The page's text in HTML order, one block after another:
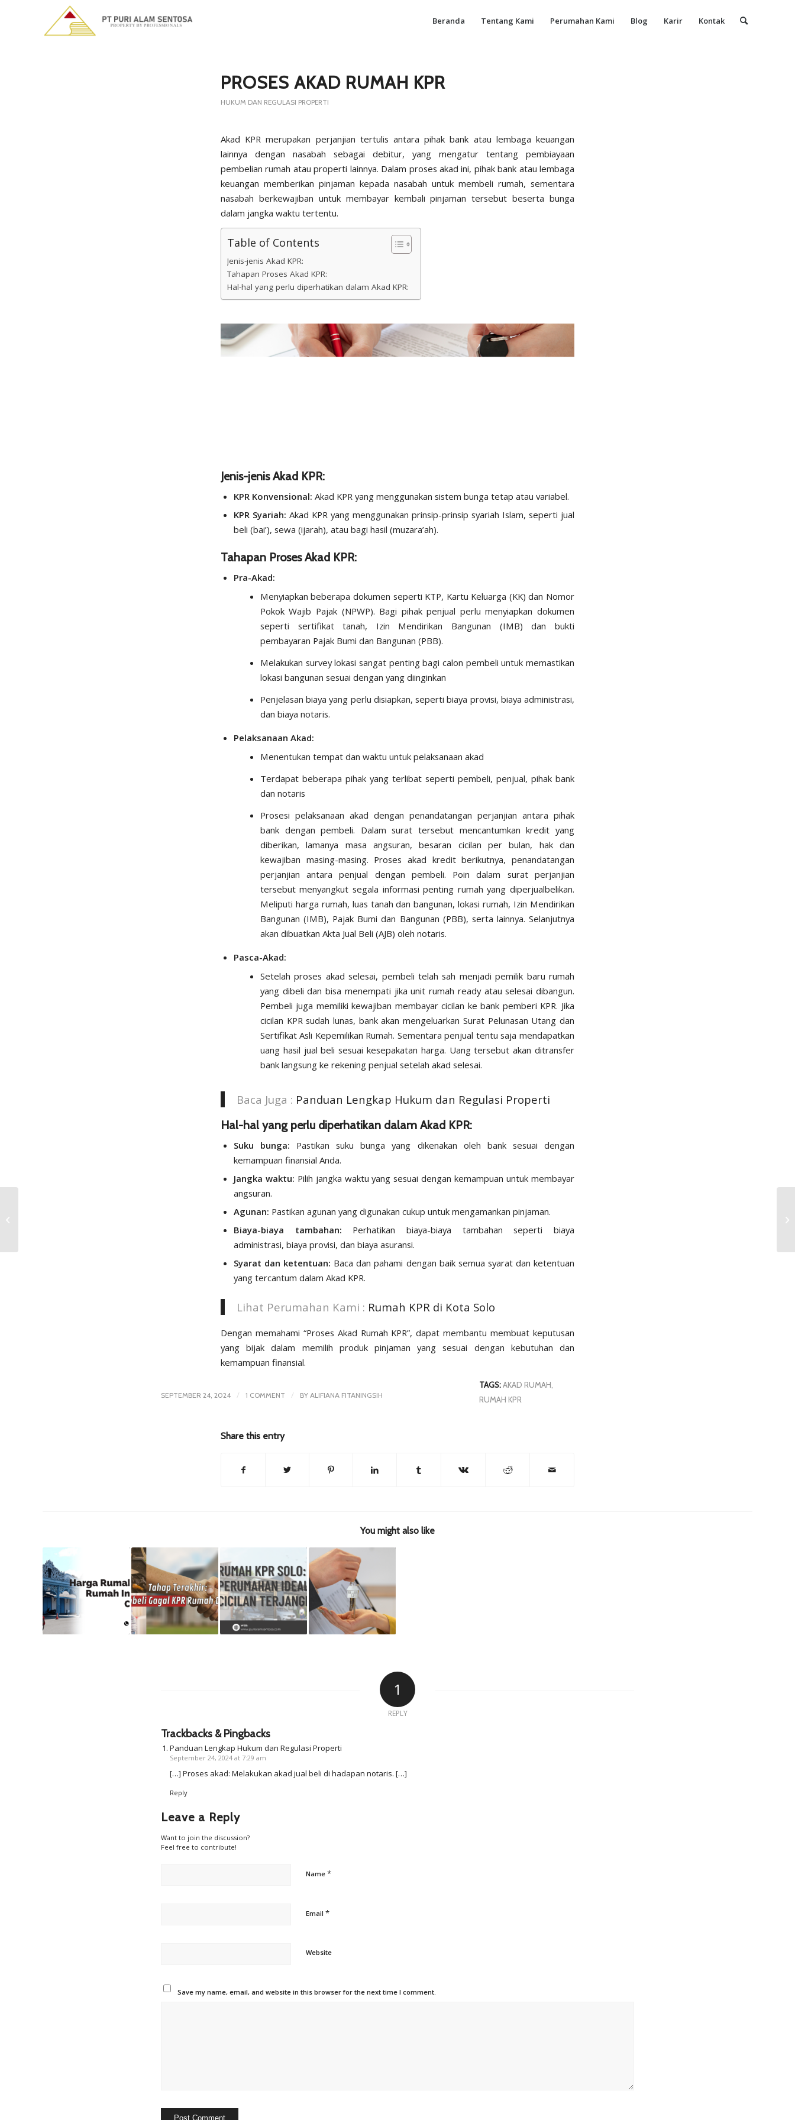
Beranda Tentang Kami Perumahan Kami Blog Karir Kontak
PROSES AKAD RUMAH KPR
HUKUM DAN REGULASI PROPERTI
Akad KPR merupakan perjanjian tertulis antara pihak bank atau lembaga keuangan
lainnya dengan nasabah sebagai debitur, yang mengatur tentang pembiayaan
pembelian rumah atau properti lainnya. Dalam proses akad ini, pihak bank atau lembaga
keuangan memberikan pinjaman kepada nasabah untuk membeli rumah, sementara
nasabah berkewajiban untuk membayar kembali pinjaman tersebut beserta bunga
dalam jangka waktu tertentu.
Table of Contents
Jenis-jenis Akad KPR:
Tahapan Proses Akad KPR:
Hal-hal yang perlu diperhatikan dalam Akad KPR:
Jenis-jenis Akad KPR:
KPR Konvensional: Akad KPR yang menggunakan sistem bunga tetap atau variabel.
KPR Syariah: Akad KPR yang menggunakan prinsip-prinsip syariah Islam, seperti jual
beli (bai’), sewa (ijarah), atau bagi hasil (muzara’ah).
Tahapan Proses Akad KPR:
Pra-Akad:
Menyiapkan beberapa dokumen seperti KTP, Kartu Keluarga (KK) dan Nomor
Pokok Wajib Pajak (NPWP). Bagi pihak penjual perlu menyiapkan dokumen
seperti sertifikat tanah, Izin Mendirikan Bangunan (IMB) dan bukti
pembayaran Pajak Bumi dan Bangunan (PBB).
Melakukan survey lokasi sangat penting bagi calon pembeli untuk memastikan
lokasi bangunan sesuai dengan yang diinginkan
Penjelasan biaya yang perlu disiapkan, seperti biaya provisi, biaya administrasi,
dan biaya notaris.
Pelaksanaan Akad:
Menentukan tempat dan waktu untuk pelaksanaan akad
Terdapat beberapa pihak yang terlibat seperti pembeli, penjual, pihak bank
dan notaris
Prosesi pelaksanaan akad dengan penandatangan perjanjian antara pihak
bank dengan pembeli. Dalam surat tersebut mencantumkan kredit yang
diberikan, lamanya masa angsuran, besaran cicilan per bulan, hak dan
kewajiban masing-masing. Proses akad kredit berikutnya, penandatangan
perjanjian antara penjual dengan pembeli. Poin dalam surat perjanjian
tersebut menyangkut segala informasi penting rumah yang diperjualbelikan.
Meliputi harga rumah, luas tanah dan bangunan, lokasi rumah, Izin Mendirikan
Bangunan (IMB), Pajak Bumi dan Bangunan (PBB), serta lainnya. Selanjutnya
akan dibuatkan Akta Jual Beli (AJB) oleh notaris.
Pasca-Akad:
Setelah proses akad selesai, pembeli telah sah menjadi pemilik baru rumah
yang dibeli dan bisa menempati jika unit rumah ready atau selesai dibangun.
Pembeli juga memiliki kewajiban membayar cicilan ke bank pemberi KPR. Jika
cicilan KPR sudah lunas, bank akan mengeluarkan Surat Pelunasan Utang dan
Sertifikat Asli Kepemilikan Rumah. Sementara penjual tentu saja mendapatkan
uang hasil jual beli sesuai kesepakatan harga. Uang tersebut akan ditransfer
bank langsung ke rekening penjual setelah akad selesai.
Baca Juga : Panduan Lengkap Hukum dan Regulasi Properti
Hal-hal yang perlu diperhatikan dalam Akad KPR:
Suku bunga: Pastikan suku bunga yang dikenakan oleh bank sesuai dengan
kemampuan finansial Anda.
Jangka waktu: Pilih jangka waktu yang sesuai dengan kemampuan untuk membayar
angsuran.
Agunan: Pastikan agunan yang digunakan cukup untuk mengamankan pinjaman.
Biaya-biaya tambahan: Perhatikan biaya-biaya tambahan seperti biaya
administrasi, biaya provisi, dan biaya asuransi.
Syarat dan ketentuan: Baca dan pahami dengan baik semua syarat dan ketentuan
yang tercantum dalam Akad KPR.
Lihat Perumahan Kami : Rumah KPR di Kota Solo
Dengan memahami “Proses Akad Rumah KPR”, dapat membantu membuat keputusan
yang bijak dalam memilih produk pinjaman yang sesuai dengan kebutuhan dan
kemampuan finansial.
SEPTEMBER 24, 2024 / 1 COMMENT / BY ALIFIANA FITANINGSIH
TAGS:AKAD RUMAH
RUMAH KPR
Share this entry
You might also like
1
REPLY
Trackbacks & Pingbacks
Panduan Lengkap Hukum dan Regulasi Properti
September 24, 2024 at 7:29 am
[…] Proses akad: Melakukan akad jual beli di hadapan notaris. […]
Reply
Leave a Reply
Want to join the discussion?
Feel free to contribute!
Name *
Email *
Website
Save my name, email, and website in this browser for the next time I comment.